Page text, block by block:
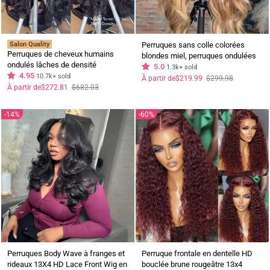
Salon Quality
Perruques de cheveux humains
ondulés lâches de densité
complète de 250 % 13x4 perruques
frontales en dentelle ondulée
Geeta Hair
4.95 10.7k+ sold
Prix
régulier
$682.03
Prix
réduit
À partir de$272.81
Perruques sans colle colorées
blondes miel, perruques ondulées
13x4 à dentelle frontale pré-épilées,
densité de 250 %
5.0 1.3k+ sold
Prix
régulier
$299.98
Prix
réduit
À partir de$219.99
14%
Perruques Body Wave à franges et
rideaux 13X4 HD Lace Front Wig en
60%
Perruque frontale en dentelle HD
bouclée brune rougeâtre 13x4